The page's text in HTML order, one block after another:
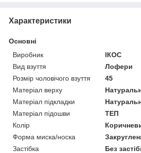
Характеристики
Основні
Виробник
ІКОС
Вид взуття
Лофери
Розмір чоловічого взуття
45
Матеріал верху
Матеріал підкладки
Матеріал підошви
ТЕП
Колір
Форма миска/носка
Застібка
Без